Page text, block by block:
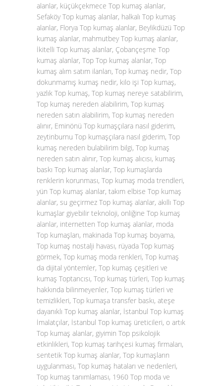
alanlar, küçükçekmece Top kumaş alanlar,
Sefaköy Top kumaş alanlar, halkalı Top kumaş
alanlar, Florya Top kumaş alanlar, Beylikdüzü Top
kumaş alanlar, mahmutbey Top kumaş alanlar,
İkitelli Top kumaş alanlar, Çobançeşme Top
kumaş alanlar, Top Top kumaş alanlar, Top
kumaş alım satım ilanları, Top kumaş nedir, Top
dokunmamış kumaş nedir, kilo işi Top kumaş,
yazlık Top kumaş, Top kumaş nereye satabilirim,
Top kumaş nereden alabilirim, Top kumaş
nereden satın alabilirim, Top kumaş nereden
alınır, Eminönü Top kumaşçılara nasıl giderim,
zeytinburnu Top kumaşçılara nasıl giderim, Top
kumaş nereden bulabilirim bilgi, Top kumaş
nereden satın alınır, Top kumaş alıcısı, kumaş
baskı Top kumaş alanlar, Top kumaşlarda
renklerin korunması, Top kumaş moda trendleri,
yün Top kumaş alanlar, takım elbise Top kumaş
alanlar, su geçirmez Top kumaş alanlar, akıllı Top
kumaşlar giyebilir teknoloji, onliğine Top kumaş
alanlar, internetten Top kumaş alanlar, moda
Top kumaşları, makinada Top kumaş boyama,
Top kumaş nostalji havası, rüyada Top kumaş
görmek, Top kumaş moda renkleri, Top kumaş
da dijital yöntemler, Top kumaş çeşitleri ve
kumaş Toptancısı, Top kumaş türleri, Top kumaş
hakkında bilinmeyenler, Top kumaş türleri ve
temizlikleri, Top kumaşa transfer baskı, ateşe
dayanıklı Top kumaş alanlar, İstanbul Top kumaş
İmalatçılar, İstanbul Top kumaş üreticileri, o artık
Top kumaş alanlar, giyimin Top psikolojik
etkinlikleri, Top kumaş tarihçesi kumaş firmaları,
sentetik Top kumaş alanlar, Top kumaşların
uygulanması, Top kumaş hataları ve nedenleri,
Top kumaş tanımlaması, 1960 Top moda ve